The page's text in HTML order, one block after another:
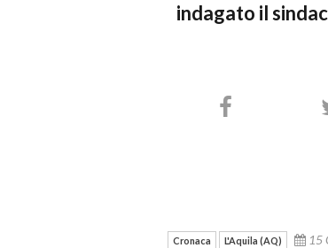
indagato il
Cronaca L'Aquila (AQ) 15